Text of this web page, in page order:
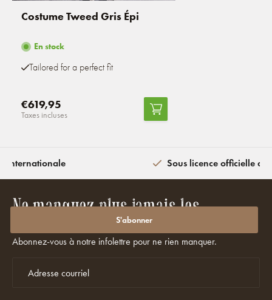
Costume Tweed Gris Épi
En stock
Tailored for a perfect fit
€619,95
Taxes incluses
internationale Sous licence officielle
Ne manquez plus jamais les
promotions ou les réductions ?
Abonnez-vous à notre infolettre pour ne rien manquer.
S'abonner